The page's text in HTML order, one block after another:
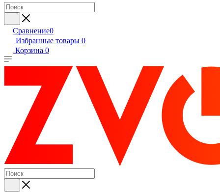
Сравнение0
Избранные товары 0
Корзина 0